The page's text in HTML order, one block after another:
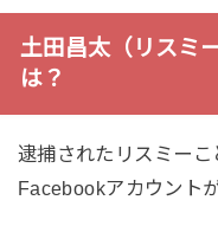
土田昌太（リスミ
は？
逮捕されたリスミー
Facebookアカウント